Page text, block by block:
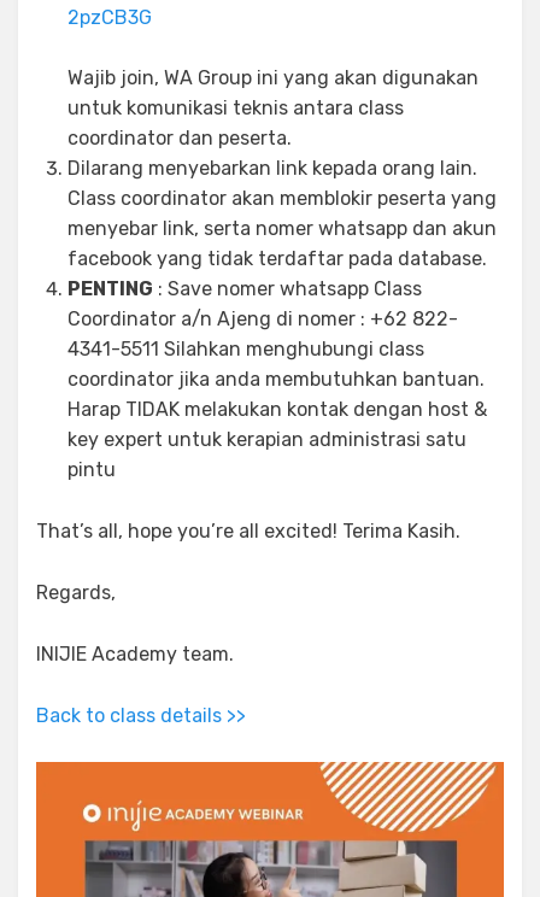
2pzCB3G
Wajib join, WA Group ini yang akan digunakan
untuk komunikasi teknis antara class
coordinator dan peserta.
Dilarang menyebarkan link kepada orang lain.
Class coordinator akan memblokir peserta yang
menyebar link, serta nomer whatsapp dan akun
facebook yang tidak terdaftar pada database.
PENTING : Save nomer whatsapp Class
Coordinator a/n Ajeng di nomer : +62 822-
4341-5511 Silahkan menghubungi class
coordinator jika anda membutuhkan bantuan.
Harap TIDAK melakukan kontak dengan host &
key expert untuk kerapian administrasi satu
pintu
That’s all, hope you’re all excited! Terima Kasih.
Regards,
INIJIE Academy team.
Back to class details >>